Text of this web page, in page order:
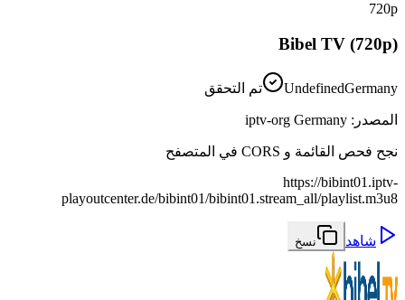
720p
Bibel TV (720p)
UndefinedGermany تم التحقق
المصدر :
iptv-org Germany
نجح فحص القائمة و CORS في المتصفح
https://bibint01.iptv-
playoutcenter.de/bibint01/bibint01.stream_all/playlist.m3u8
شاهد نسخ